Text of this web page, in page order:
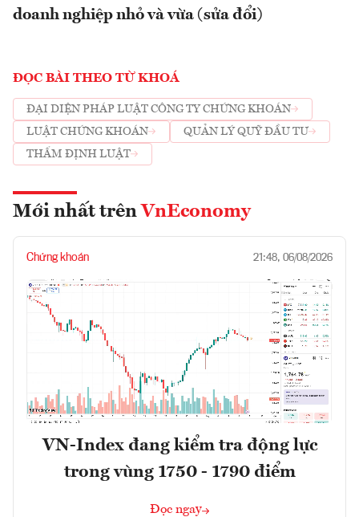
doanh nghiệp nhỏ và vừa (sửa đổi)
ĐỌC BÀI THEO TỪ KHOÁ
ĐẠI DIỆN PHÁP LUẬT CÔNG TY CHỨNG KHOÁN
LUẬT CHỨNG KHOÁN
QUẢN LÝ QUỸ ĐẦU TƯ
THẨM ĐỊNH LUẬT
Mới nhất trên VnEconomy
Chứng khoán 21:48, 06/08/2026
VN-Index đang kiểm tra động lực
trong vùng 1750 - 1790 điểm
Đọc ngay